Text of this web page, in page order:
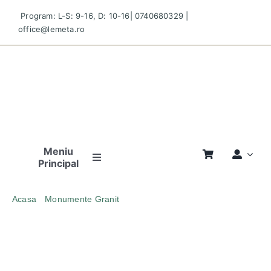
content
Program: L-S: 9-16, D: 10-16|0740680329
office@lemeta.ro
Meniu
Principal
Principală
Acasa
Monumente Granit